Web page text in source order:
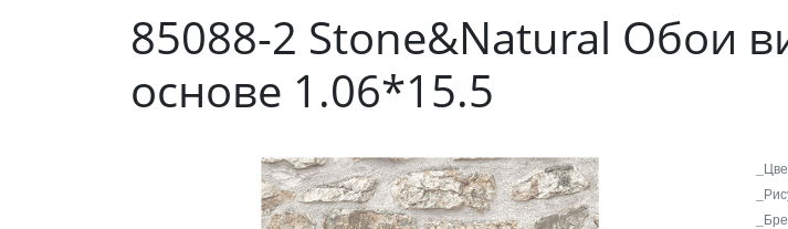
85088-2 Stone&Natural Обои
основе 1.06*15.5